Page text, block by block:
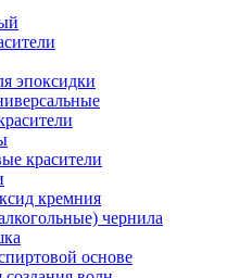
эпоксидки
красители
кремния
чернила
основе